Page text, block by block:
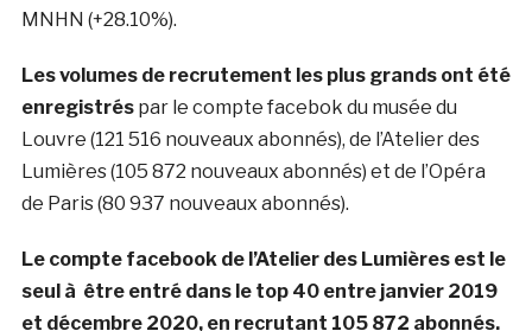
MNHN (+28.10%).
Les volumes de recrutement les plus grands ont été
enregistrés par le compte facebok du musée du
Louvre (121 516 nouveaux abonnés), de l’Atelier des
Lumières (105 872 nouveaux abonnés) et de l’Opéra
de Paris (80 937 nouveaux abonnés).
Le compte facebook de l’Atelier des Lumières est le
seul à être entré dans le top 40 entre janvier 2019
et décembre 2020, en recrutant 105 872 abonnés.